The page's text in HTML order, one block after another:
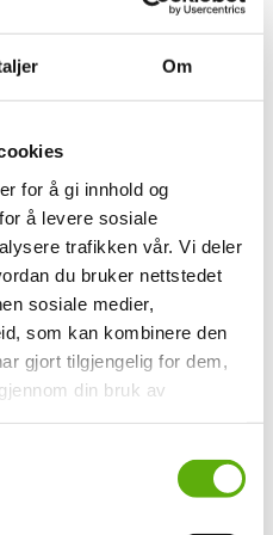
Om
for å gi innhold og
å levere sosiale
trafikken vår. Vi deler
du bruker nettstedet
sosiale medier,
som kan kombinere den
gjort tilgjengelig for dem,
din bruk av
montør – og
EKOM-montør jobber med
nettverkskablene, wifi-
ligger bak det meste av